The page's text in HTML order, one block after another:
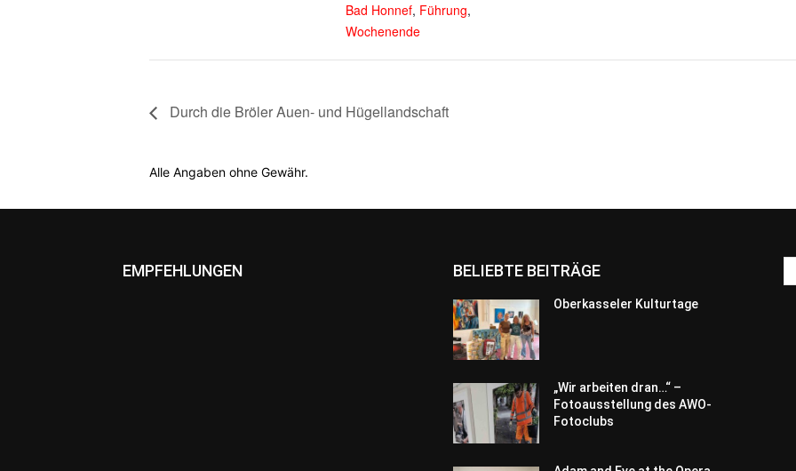
Bad Honnef, Führung,
Wochenende
Durch die Bröler Auen- und Hügellandschaft
Alle Angaben ohne Gewähr.
EMPFEHLUNGEN BELIEBTE BEITRÄGE
Oberkasseler Kulturtage
„Wir arbeiten dran…“ –
Fotoausstellung des AWO-
Fotoclubs